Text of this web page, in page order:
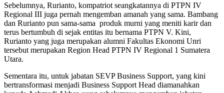
Sebelumnya, Rurianto, kompatriot seangkatannya di PTPN IV
Regional III juga pernah mengemban amanah yang sama. Bambang
dan Rurianto pun sama-sama produk murni yang meniti karir dan
terus bertumbuh di sejak entitas itu bernama PTPN V. Kini,
Rurianto yang juga merupakan alumni Fakultas Ekonomi Unri
tersebut merupakan Region Head PTPN IV Regional 1 Sumatera
Utara.
Sementara itu, untuk jabatan SEVP Business Support, yang kini
bertransformasi menjadi Business Support Head diamanahkan